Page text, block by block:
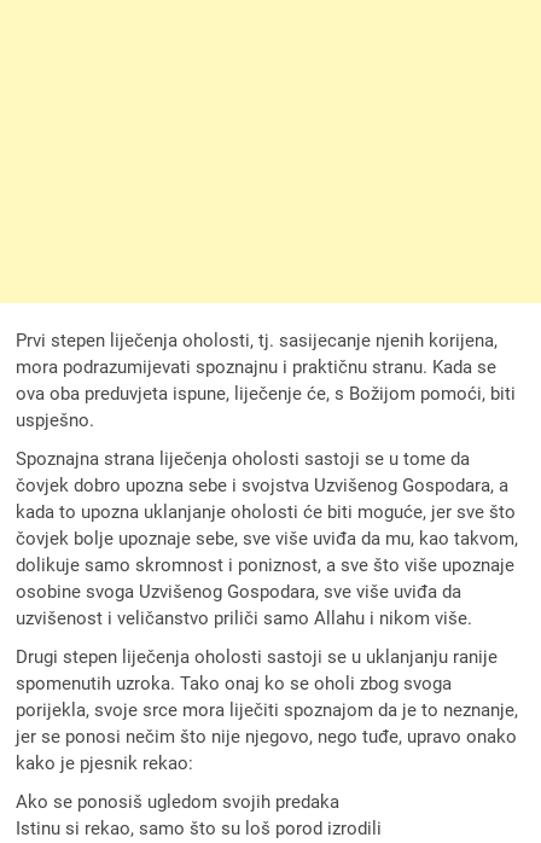
Prvi stepen liječenja oholosti, tj. sasijecanje njenih korijena,
mora podrazumijevati spoznajnu i praktičnu stranu. Kada se
ova oba preduvjeta ispune, liječenje će, s Božijom pomoći, biti
uspješno.
Spoznajna strana liječenja oholosti sastoji se u tome da
čovjek dobro upozna sebe i svojstva Uzvišenog Gospodara, a
kada to upozna uklanjanje oholosti će biti moguće, jer sve što
čovjek bolje upoznaje sebe, sve više uviđa da mu, kao takvom,
dolikuje samo skromnost i poniznost, a sve što više upoznaje
osobine svoga Uzvišenog Gospodara, sve više uviđa da
uzvišenost i veličanstvo priliči samo Allahu i nikom više.
Drugi stepen liječenja oholosti sastoji se u uklanjanju ranije
spomenutih uzroka. Tako onaj ko se oholi zbog svoga
porijekla, svoje srce mora liječiti spoznajom da je to neznanje,
jer se ponosi nečim što nije njegovo, nego tuđe, upravo onako
kako je pjesnik rekao:
Ako se ponosiš ugledom svojih predaka
Istinu si rekao, samo što su loš porod izrodili